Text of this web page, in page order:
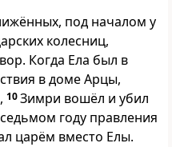
под началом у
колесниц,
Когда Ела был в
в доме Арцы,
10Зимри вошёл и убил
году правления
царём вместо Елы.